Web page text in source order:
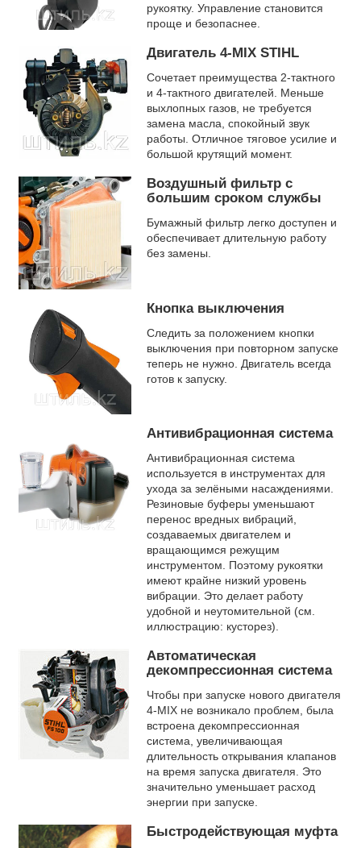
рукоятку. Управление становится
проще и безопаснее.
Двигатель 4-MIX STIHL
Сочетает преимущества 2-тактного
и 4-тактного двигателей. Меньше
выхлопных газов, не требуется
замена масла, спокойный звук
работы. Отличное тяговое усилие и
большой крутящий момент.
Воздушный фильтр с
большим сроком службы
Бумажный фильтр легко доступен и
обеспечивает длительную работу
без замены.
Кнопка выключения
Следить за положением кнопки
выключения при повторном запуске
теперь не нужно. Двигатель всегда
готов к запуску.
Антивибрационная система
Антивибрационная система
используется в инструментах для
ухода за зелёными насаждениями.
Резиновые буферы уменьшают
перенос вредных вибраций,
создаваемых двигателем и
вращающимся режущим
инструментом. Поэтому рукоятки
имеют крайне низкий уровень
вибрации. Это делает работу
удобной и неутомительной (см.
иллюстрацию: кусторез).
Автоматическая
декомпрессионная система
Чтобы при запуске нового двигателя
4-MIX не возникало проблем, была
встроена декомпрессионная
система, увеличивающая
длительность открывания клапанов
на время запуска двигателя. Это
значительно уменьшает расход
энергии при запуске.
Быстродействующая муфта